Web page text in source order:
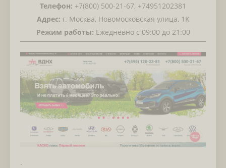
Телефон: +7(800) 500-21-67, +74951202381
Адрес: г. Москва, Новомосковская улица, 1К
Режим работы: Ежедневно с 09:00 до 21:00
.